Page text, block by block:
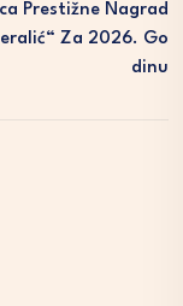
Prestižne Nagrad
Za 2026. Go
Dinu